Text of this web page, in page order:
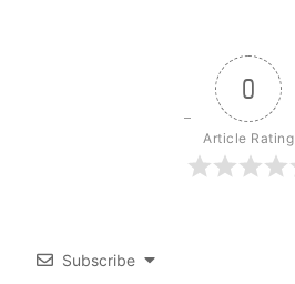
0
Article Rating
Subscribe